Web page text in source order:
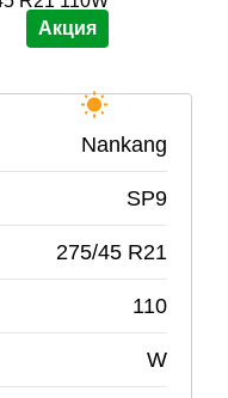
Акция
Nankang
SP9
275/45 R21
110
W